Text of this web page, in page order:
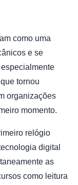
como uma
e se
tornou
organizações
momento.
relógio
digital
as
como leitura